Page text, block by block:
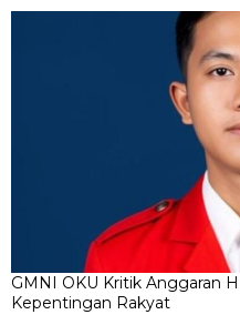
GMNI OKU Kritik Anggaran
Kepentingan Rakyat